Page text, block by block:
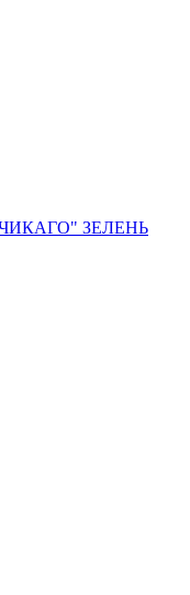
"ЧИКАГО" ЗЕЛЕНЬ